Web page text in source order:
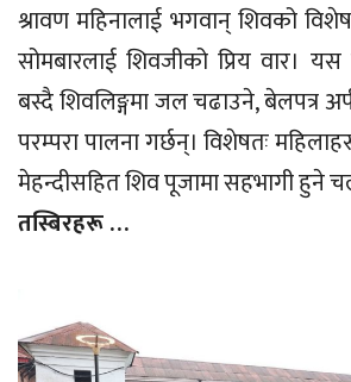
श्रावण महिनालाई भगवान् शिवको
सोमबारलाई शिवजीको प्रिय वार। यस
बस्दै शिवलिङ्गमा जल चढाउने, बेलपत्र
परम्परा पालना गर्छन्। विशेषतः
मेहन्दीसहित शिव पूजामा सहभागी हुने
तस्बिरहरू …